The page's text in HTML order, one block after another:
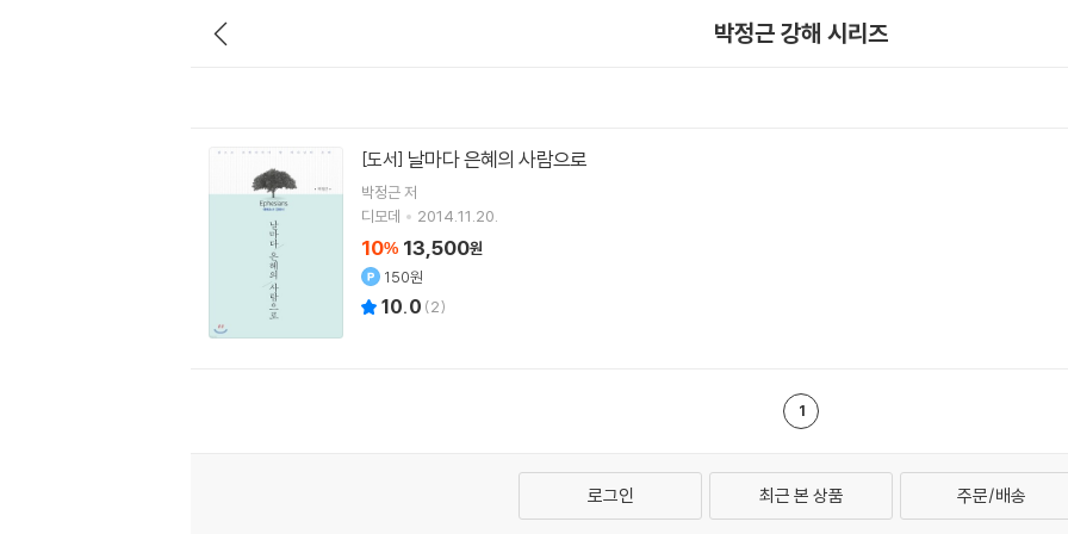
박정근 강해 시리즈
[도서] 날마다 은혜의 사람으로
박정근저
디모데
2014.11.20.
10% 13,500원
150원
10.0 (2)
1
로그인 최근 본 상품 주문/배송